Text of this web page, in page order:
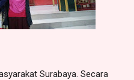
Surabaya. Secara